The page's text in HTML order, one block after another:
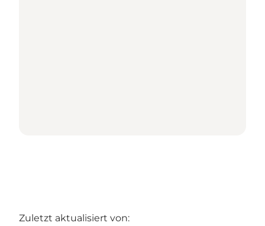
Zuletzt aktualisiert von: